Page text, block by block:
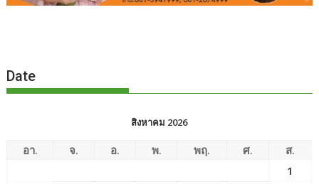
Date
สิงหาคม 2026
อา. จ. อ. พ. พฤ. ศ.
ส.
1